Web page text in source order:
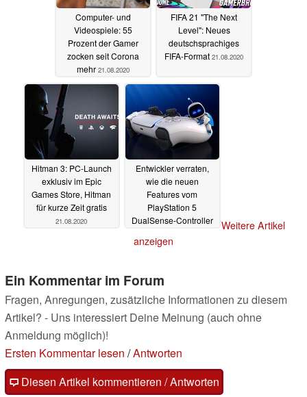
Computer- und
Videospiele: 55
Prozent der Gamer
zocken seit Corona
mehr 21.08.2020
FIFA 21 "The Next
Level": Neues
deutschsprachiges
FIFA-Format 21.08.2020
Hitman 3: PC-Launch
exklusiv im Epic
Games Store, Hitman
für kurze Zeit gratis
21.08.2020
Entwickler verraten,
wie die neuen
Features vom
PlayStation 5
DualSense-Controller
können21.08.2020
Weitere Artikel
anzeigen
Ein Kommentar im Forum
Fragen, Anregungen, zusätzliche Informationen zu diesem
Artikel? - Uns interessiert Deine Meinung (auch ohne
Anmeldung möglich)!
Ersten Kommentar lesen /Antworten
Diesen Artikel kommentieren / Antworten